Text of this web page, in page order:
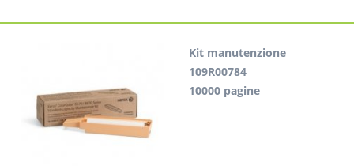
Kit manutenzione
109R00784
10000 pagine